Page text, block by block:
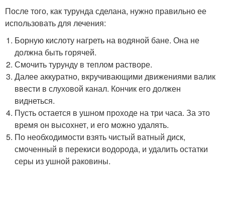
После того, как турунда сделана, нужно правильно ее
использовать для лечения:
Борную кислоту нагреть на водяной бане. Она не
должна быть горячей.
Смочить турунду в теплом растворе.
Далее аккуратно, вкручивающими движениями валик
ввести в слуховой канал. Кончик его должен
виднеться.
Пусть остается в ушном проходе на три часа. За это
время он высохнет, и его можно удалять.
По необходимости взять чистый ватный диск,
смоченный в перекиси водорода, и удалить остатки
серы из ушной раковины.